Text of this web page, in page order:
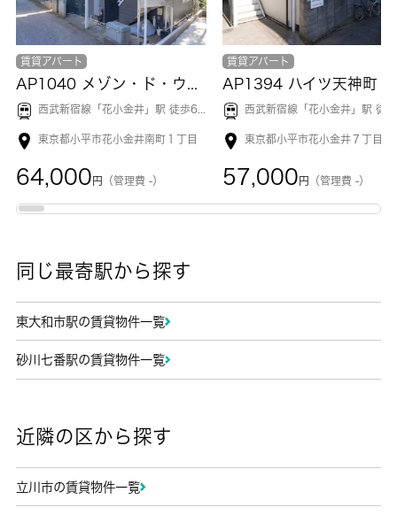
賃貸アパート
西武新宿線「 花小金井」駅 徒歩6分
東京都小平市花小金井南町１丁目
64,000 円 （管理費 -）
賃貸アパート
AP1394 ハイツ天神町
西武新宿線「花小金井 」駅 徒歩
東京都小平市花小金井７丁目
57,000 円 （管理費 -）
同じ最寄駅から探す
東大和市駅の賃貸物件一覧
砂川七番駅の賃貸物件一覧
近隣の区から探す
立川市の賃貸物件一覧